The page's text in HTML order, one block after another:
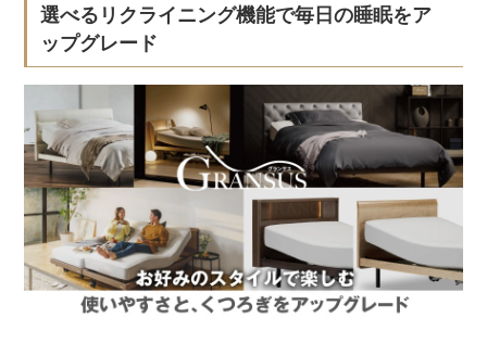
選べるリクライニング機能で毎日の睡眠をア
ップグレード